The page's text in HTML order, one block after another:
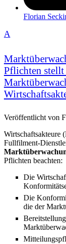
Florian
A
Pflichten stellt
Veröffentlicht von
Wirtschaftsakteure
Fullfilment-
Pflichten beachten:
Die
Die
die der